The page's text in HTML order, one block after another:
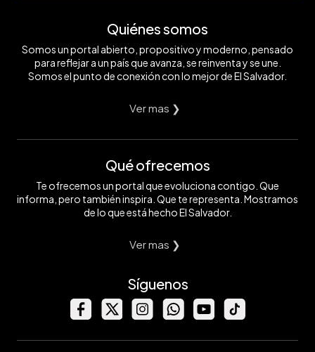
Quiénes somos
Somos un portal abierto, propositivo y moderno, pensado
para reflejar a un país que avanza, se reinventa y se une.
Somos el punto de conexión con lo mejor de El Salvador.
Ver mas ❯
Qué ofrecemos
Te ofrecemos un portal que evoluciona contigo. Que
informa, pero también inspira. Que te representa. Mostramos
de lo que está hecho El Salvador.
Ver mas ❯
Síguenos